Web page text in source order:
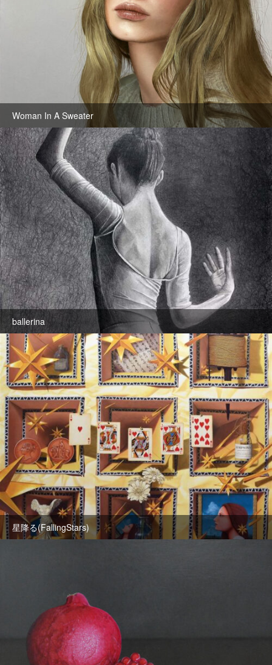
Woman In A Sweater
ballerina
星降る(FallingStars)